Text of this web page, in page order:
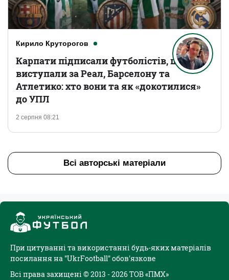
Кирило Круторогов
2 серпня 08:21
Карпати підписали футболістів, що
виступали за Реал, Барселону та
Атлетико: хто вони та як «докотилися»
до УПЛ
Всі авторські матеріали
При цитуванні та використанні будь-яких матеріалів
посилання на "UkrFootball" обов'язкове
Всі права захищені © 2013 - 2026 ТОВ «ПМХ»